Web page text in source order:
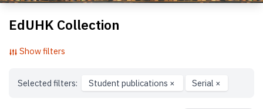
EdUHK Collection
Show filters
Selected filters: Student publications × Serial ×